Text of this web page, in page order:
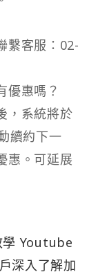
繫客服：02-
優惠嗎？
，系統將於
續約下一
惠。可延展
學 Youtube
深入了解加